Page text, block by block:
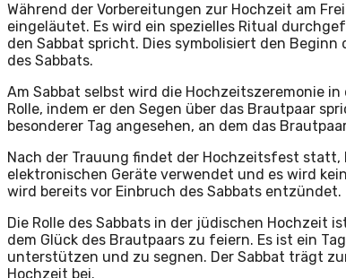
Während der Vorbereitungen zur Hochzeit am
eingeläutet. Es wird ein spezielles Ritual
den Sabbat spricht. Dies symbolisiert den
des Sabbats.
Am Sabbat selbst wird die Hochzeitszeremonie
Rolle, indem er den Segen über das Brautpaar
besonderer Tag angesehen, an dem das
Nach der Trauung findet der Hochzeitsfest statt,
elektronischen Geräte verwendet und es wird
wird bereits vor Einbruch des Sabbats entzündet.
Die Rolle des Sabbats in der jüdischen Hochzeit
dem Glück des Brautpaars zu feiern. Es ist ein
unterstützen und zu segnen. Der Sabbat trägt
Hochzeit bei.